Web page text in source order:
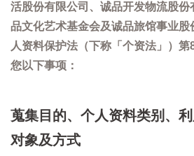
活股份有限公司、诚品开发物流股
品文化艺术基金会及诚品旅馆事业
人资料保护法（下称「个资法」）
您以下事项：
蒐集目的、个人资料类别、利
对象及方式